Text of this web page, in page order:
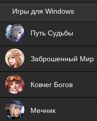
Игры для Windows
Путь Судьбы
Заброшенный Мир
Ковчег Богов
Мечник